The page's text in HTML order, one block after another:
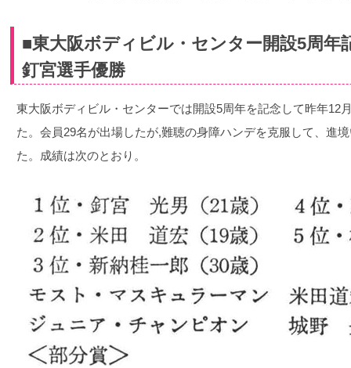
■東大阪ボディビル・センター開設5周年
釘宮選手優勝
東大阪ボディビル・センターでは開設5周年を記念して昨年12
た。会員29名が出場したが,難聴の身障ハンデを克服して、進
た。成績は次のとおり。